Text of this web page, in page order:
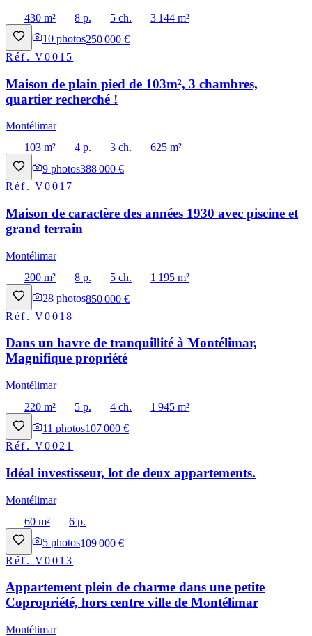
430 m²
8 p. 5 ch.
3 144 m²
10 photos250 000 €
Réf.V0015
Maison de plain pied de 103m², 3 chambres,
quartier recherché !
Montélimar
103 m²
4 p. 3 ch.
625 m²
9 photos388 000 €
Réf.V0017
Maison de caractère des années 1930 avec piscine et
grand terrain
Montélimar
200 m²
8 p. 5 ch.
1 195 m²
28 photos850 000 €
Réf.V0018
Dans un havre de tranquillité à Montélimar,
Magnifique propriété
Montélimar
220 m²
5 p. 4 ch.
1 945 m²
11 photos107 000 €
Réf.V0021
Idéal investisseur, lot de deux appartements.
Montélimar
60 m²
6 p.
5 photos109 000 €
Réf.V0013
Appartement plein de charme dans une petite
Copropriété, hors centre ville de Montélimar
Montélimar